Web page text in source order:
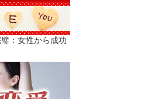
：女性から成功